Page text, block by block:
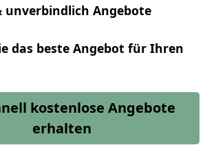
unverbindlich Angebote
das beste Angebot für Ihren
kostenlose Angebote
erhalten